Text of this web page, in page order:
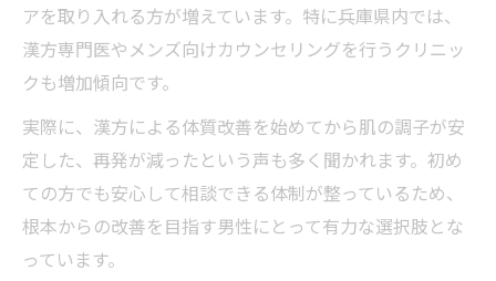
アを取り入れる方が増えています。特に兵庫県内では、
漢方専門医やメンズ向けカウンセリングを行うクリニッ
クも増加傾向です。
実際に、漢方による体質改善を始めてから肌の調子が安
定した、再発が減ったという声も多く聞かれます。初め
ての方でも安心して相談できる体制が整っているため、
根本からの改善を目指す男性にとって有力な選択肢とな
っています。